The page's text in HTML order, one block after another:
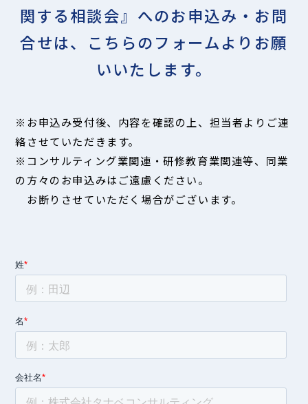
関する相談会』へのお申込み・お問
合せは、 こちらのフォームよりお願
いいたします。
※お申込み受付後、内容を確認の上、担当者よりご連
絡させていただきます。
※コンサルティング業関連・研修教育業関連等、同業
の方々のお申込みはご遠慮ください。
お断りさせていただく場合がございます。